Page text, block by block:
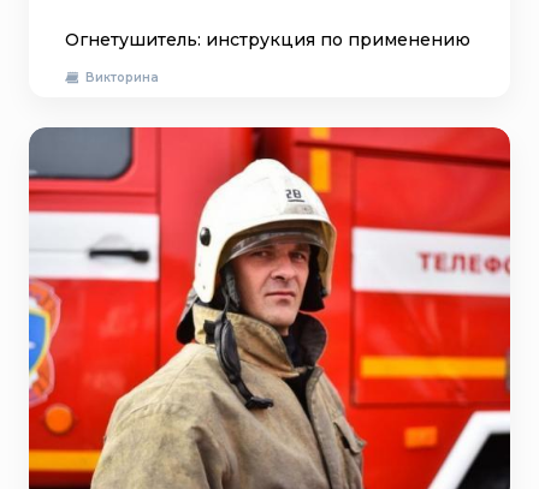
Огнетушитель: инструкция по применению
Викторина